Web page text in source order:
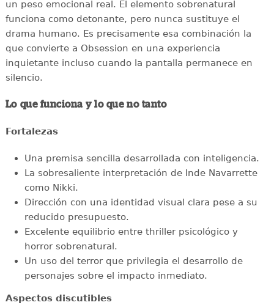
un peso emocional real. El elemento sobrenatural
funciona como detonante, pero nunca sustituye el
drama humano. Es precisamente esa combinación la
que convierte a Obsession en una experiencia
inquietante incluso cuando la pantalla permanece en
silencio.
Lo que funciona y lo que no tanto
Fortalezas
Una premisa sencilla desarrollada con inteligencia.
La sobresaliente interpretación de Inde Navarrette
como Nikki.
Dirección con una identidad visual clara pese a su
reducido presupuesto.
Excelente equilibrio entre thriller psicológico y
horror sobrenatural.
Un uso del terror que privilegia el desarrollo de
personajes sobre el impacto inmediato.
Aspectos discutibles